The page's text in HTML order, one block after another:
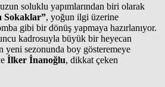
soluklu yapımlarından biri olarak
Sokaklar”, yoğun ilgi üzerine
gibi bir dönüş yapmaya hazırlanıyor.
kadrosuyla büyük bir heyecan
yeni sezonunda boy gösteremeye
İlker İnanoğlu, dikkat çeken